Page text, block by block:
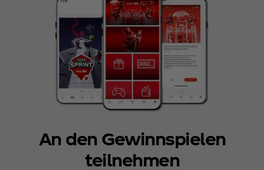
An den Gewinnspielen
teilnehmen